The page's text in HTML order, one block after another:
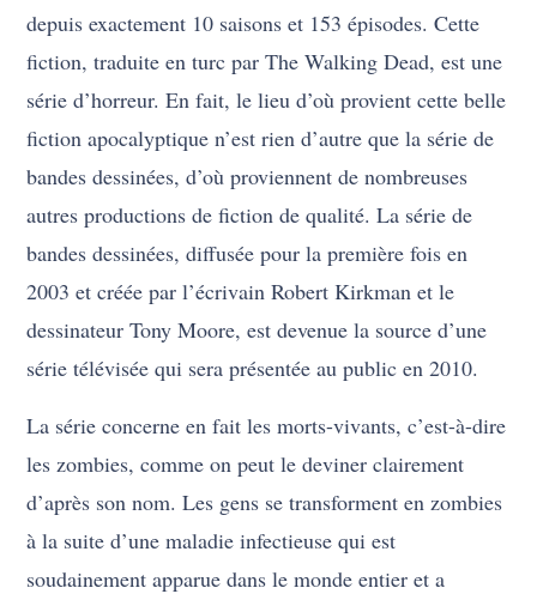
depuis exactement 10 saisons et 153 épisodes. Cette
fiction, traduite en turc par The Walking Dead, est une
série d’horreur. En fait, le lieu d’où provient cette belle
fiction apocalyptique n’est rien d’autre que la série de
bandes dessinées, d’où proviennent de nombreuses
autres productions de fiction de qualité. La série de
bandes dessinées, diffusée pour la première fois en
2003 et créée par l’écrivain Robert Kirkman et le
dessinateur Tony Moore, est devenue la source d’une
série télévisée qui sera présentée au public en 2010.
La série concerne en fait les morts-vivants, c’est-à-dire
les zombies, comme on peut le deviner clairement
d’après son nom. Les gens se transforment en zombies
à la suite d’une maladie infectieuse qui est
soudainement apparue dans le monde entier et a